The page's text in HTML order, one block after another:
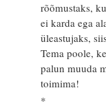
rõõmustaks,
ei karda ega
üleastujaks,
Tema poole,
palun muuda
toimima!
*